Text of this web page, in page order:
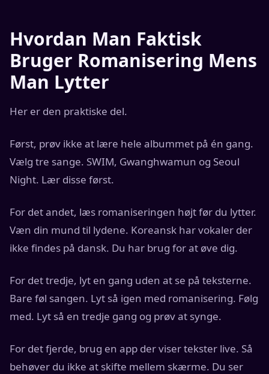
Hvordan Man Faktisk
Bruger Romanisering Mens
Man Lytter
Her er den praktiske del.
Først, prøv ikke at lære hele albummet på én gang.
Vælg tre sange. SWIM, Gwanghwamun og Seoul
Night. Lær disse først.
For det andet, læs romaniseringen højt før du lytter.
Væn din mund til lydene. Koreansk har vokaler der
ikke findes på dansk. Du har brug for at øve dig.
For det tredje, lyt en gang uden at se på teksterne.
Bare føl sangen. Lyt så igen med romanisering. Følg
med. Lyt så en tredje gang og prøv at synge.
For det fjerde, brug en app der viser tekster live. Så
behøver du ikke at skifte mellem skærme. Du ser